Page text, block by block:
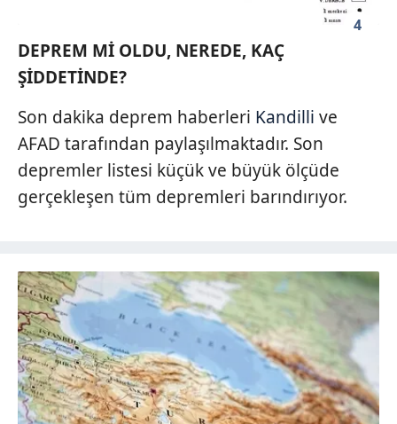
4
DEPREM Mİ OLDU, NEREDE, KAÇ
ŞİDDETİNDE?
Son dakika deprem haberleri Kandilli ve
AFAD tarafından paylaşılmaktadır. Son
depremler listesi küçük ve büyük ölçüde
gerçekleşen tüm depremleri barındırıyor.